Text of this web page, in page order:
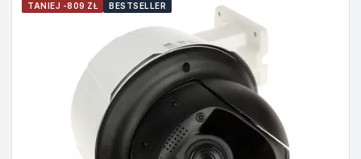
TANIEJ -809 ZŁ BESTSELLER